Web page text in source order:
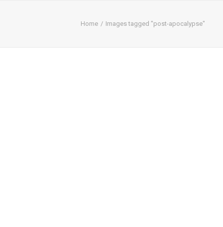
Home Images tagged "post-apocalypse"